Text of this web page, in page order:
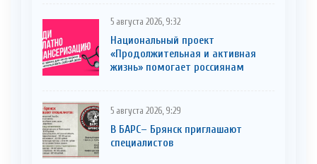
5 августа 2026, 9:32
Национальный проект
«Продолжительная и активная
жизнь» помогает россиянам
5 августа 2026, 9:29
В БАРС– Брянcк приглaшают
cпециaлистoв